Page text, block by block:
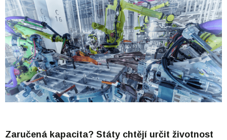
Zaručená kapacita? Státy chtějí určit životnost